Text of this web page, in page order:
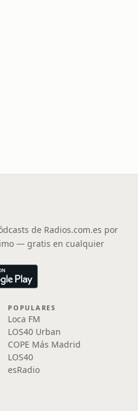
de Radios.com.es por
— gratis en cualquier
POPULARES
Loca FM
LOS40 Urban
COPE Más Madrid
LOS40
esRadio